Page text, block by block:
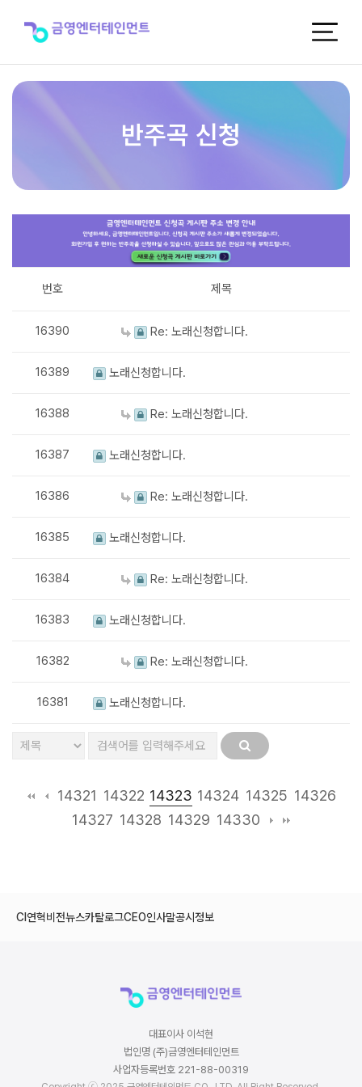
반주곡 신청
번호 제목
16390 Re: 노래신청합니다.
16389 노래신청합니다.
16388 Re: 노래신청합니다.
16387 노래신청합니다.
16386 Re: 노래신청합니다.
16385 노래신청합니다.
16384 Re: 노래신청합니다.
16383 노래신청합니다.
16382 Re: 노래신청합니다.
16381 노래신청합니다.
14321 14322 14323 14324 14325 14326
14327 14328 14329 14330
CI 연혁비전뉴스카탈로그CEO인사말공시정보
대표이사 이석현
법인명 (주)금영엔터테인먼트
사업자등록번호 221-88-00319